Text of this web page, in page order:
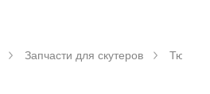
Запчасти для скутеров Тюнинг